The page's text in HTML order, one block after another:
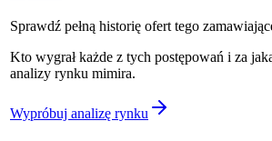
Sprawdź pełną historię ofert tego
Kto wygrał każde z tych postępowań i za
analizy rynku mimira.
Wypróbuj analizę rynku